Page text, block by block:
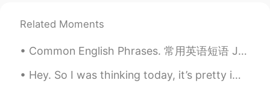
@나나고마워요 💕
나나 2020.07.04 02:51
Related Moments
Common English Phrases. 常用英语短语 Just another day in paradise. 就像天堂里的又一天 Just another day in Beij...
Hey. So I was thinking today, it’s pretty important to take care of your friends. Take the time a...